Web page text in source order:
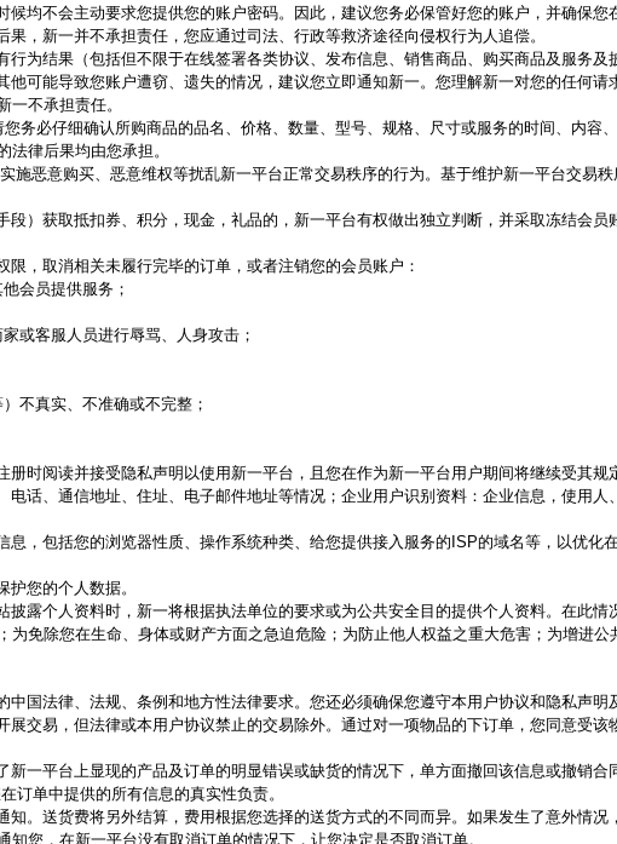
均不会主动要求您提供您的账户密码。因此，建议您务必保管好您的账户，并确保
，新一并不承担责任，您应通过司法、行政等救济途径向侵权行为人追偿。
行为结果（包括但不限于在线签署各类协议、发布信息、销售商品、购买商品及服务及
他可能导致您账户遭窃、遗失的情况，建议您立即通知新一。您理解新一对您的任何
一不承担责任。
您务必仔细确认所购商品的品名、价格、数量、型号、规格、尺寸或服务的时间、内容
律后果均由您承担。
施恶意购买、恶意维权等扰乱新一平台正常交易秩序的行为。基于维护新一平台交易
）获取抵扣券、积分，现金，礼品的，新一平台有权做出独立判断，并采取冻结会
，取消相关未履行完毕的订单，或者注销您的会员账户：
会员提供服务；
或客服人员进行辱骂、人身攻击；
不真实、不准确或不完整；
时阅读并接受隐私声明以使用新一平台，且您在作为新一平台用户期间将继续受其规
电话、通信地址、住址、电子邮件地址等情况；企业用户识别资料：企业信息，使用
息，包括您的浏览器性质、操作系统种类、给您提供接入服务的 ISP的域名等，以优化
护您的个人数据。
披露个人资料时，新一将根据执法单位的要求或为公共安全目的提供个人资料。在此
免除您在生命、身体或财产方面之急迫危险；为防止他人权益之重大危害；为增进公
国法律、法规、条例和地方性法律要求。您还必须确保您遵守本用户协议和隐私声明
交易，但法律或本用户协议禁止的交易除外。通过对一项物品的下订单，您同意受该
一平台上显现的产品及订单的明显错误或缺货的情况下，单方面撤回该信息或撤销
订单中提供的所有信息的真实性负责。
。送货费将另外结算，费用根据您选择的送货方式的不同而异。如果发生了意外情
您，在新一平台没有取消订单的情况下，让您决定是否取消订单。